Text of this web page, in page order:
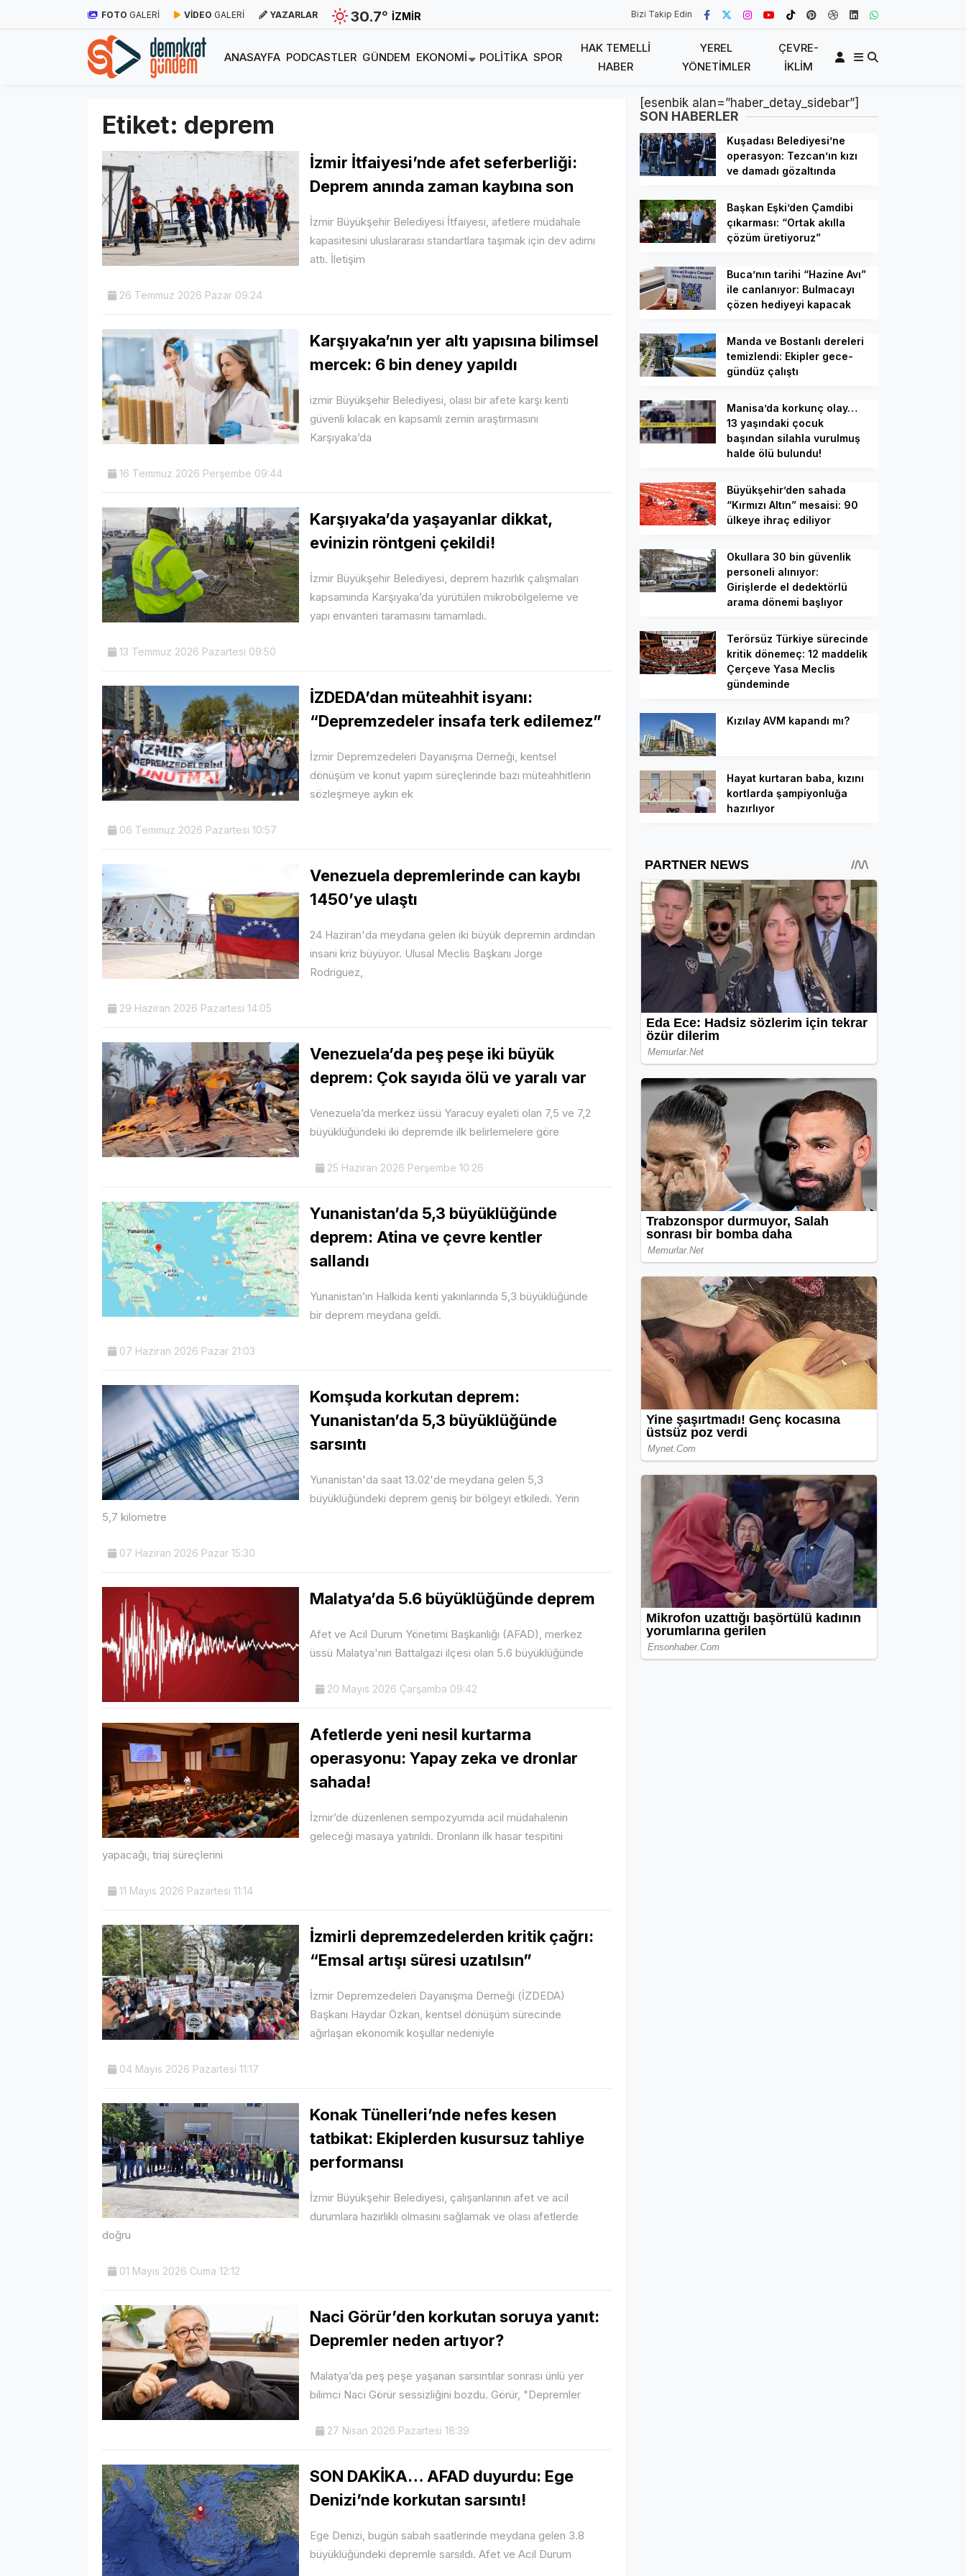
FOTO GALERİ VİDEO GALERİ YAZARLAR 30.7° İZMIR Bizi Takip Edin
ANASAYFA PODCASTLER GÜNDEM EKONOMI POLITIKA SPOR
HAK TEMELLI
HABER
YEREL
YÖNETIMLER
ÇEVRE-
İKLIM
Etiket: deprem
İzmir İtfaiyesi’nde afet seferberliği:
Deprem anında zaman kaybına son
İzmir Büyükşehir Belediyesi İtfaiyesi, afetlere müdahale
kapasitesini uluslararası standartlara taşımak için dev adımı
attı. İletişim
26 Temmuz 2026 Pazar 09:24
Karşıyaka’nın yer altı yapısına bilimsel
mercek: 6 bin deney yapıldı
izmir Büyükşehir Belediyesi, olası bir afete karşı kenti
güvenli kılacak en kapsamlı zemin araştırmasını
Karşıyaka’da
16 Temmuz 2026 Perşembe 09:44
Karşıyaka’da yaşayanlar dikkat,
evinizin röntgeni çekildi!
İzmir Büyükşehir Belediyesi, deprem hazırlık çalışmaları
kapsamında Karşıyaka’da yürütülen mikrobölgeleme ve
yapı envanteri taramasını tamamladı.
13 Temmuz 2026 Pazartesi 09:50
İZDEDA’dan müteahhit isyanı:
“Depremzedeler insafa terk edilemez”
İzmir Depremzedeleri Dayanışma Derneği, kentsel
dönüşüm ve konut yapım süreçlerinde bazı müteahhitlerin
sözleşmeye aykırı ek
06 Temmuz 2026 Pazartesi 10:57
Venezuela depremlerinde can kaybı
1450’ye ulaştı
24 Haziran'da meydana gelen iki büyük depremin ardından
insani kriz büyüyor. Ulusal Meclis Başkanı Jorge
Rodriguez,
29 Haziran 2026 Pazartesi 14:05
Venezuela’da peş peşe iki büyük
deprem: Çok sayıda ölü ve yaralı var
Venezuela’da merkez üssü Yaracuy eyaleti olan 7,5 ve 7,2
büyüklüğündeki iki depremde ilk belirlemelere göre
25 Haziran 2026 Perşembe 10:26
Yunanistan’da 5,3 büyüklüğünde
deprem: Atina ve çevre kentler
sallandı
Yunanistan’ın Halkida kenti yakınlarında 5,3 büyüklüğünde
bir deprem meydana geldi.
07 Haziran 2026 Pazar 21:03
Komşuda korkutan deprem:
Yunanistan’da 5,3 büyüklüğünde
sarsıntı
Yunanistan'da saat 13.02'de meydana gelen 5,3
büyüklüğündeki deprem geniş bir bölgeyi etkiledi. Yerin
5,7 kilometre
07 Haziran 2026 Pazar 15:30
Malatya’da 5.6 büyüklüğünde deprem
Afet ve Acil Durum Yönetimi Başkanlığı (AFAD), merkez
üssü Malatya'nın Battalgazi ilçesi olan 5.6 büyüklüğünde
20 Mayıs 2026 Çarşamba 09:42
Afetlerde yeni nesil kurtarma
operasyonu: Yapay zeka ve dronlar
sahada!
İzmir’de düzenlenen sempozyumda acil müdahalenin
geleceği masaya yatırıldı. Dronların ilk hasar tespitini
yapacağı, triaj süreçlerini
11 Mayıs 2026 Pazartesi 11:14
İzmirli depremzedelerden kritik çağrı:
“Emsal artışı süresi uzatılsın”
İzmir Depremzedeleri Dayanışma Derneği (İZDEDA)
Başkanı Haydar Özkan, kentsel dönüşüm sürecinde
ağırlaşan ekonomik koşullar nedeniyle
04 Mayıs 2026 Pazartesi 11:17
Konak Tünelleri’nde nefes kesen
tatbikat: Ekiplerden kusursuz tahliye
performansı
İzmir Büyükşehir Belediyesi, çalışanlarının afet ve acil
durumlara hazırlıklı olmasını sağlamak ve olası afetlerde
doğru
01 Mayıs 2026 Cuma 12:12
Naci Görür’den korkutan soruya yanıt:
Depremler neden artıyor?
Malatya’da peş peşe yaşanan sarsıntılar sonrası ünlü yer
bilimci Naci Görür sessizliğini bozdu. Görür, "Depremler
27 Nisan 2026 Pazartesi 18:39
SON DAKİKA… AFAD duyurdu: Ege
Denizi’nde korkutan sarsıntı!
Ege Denizi, bugün sabah saatlerinde meydana gelen 3.8
büyüklüğündeki depremle sarsıldı. Afet ve Acil Durum
[esenbik alan=”haber_detay_sidebar”]
SON HABERLER
Kuşadası Belediyesi’ne
operasyon: Tezcan’ın kızı
ve damadı gözaltında
Başkan Eşki’den Çamdibi
çıkarması: “Ortak akılla
çözüm üretiyoruz”
Buca’nın tarihi “Hazine Avı”
ile canlanıyor: Bulmacayı
çözen hediyeyi kapacak
Manda ve Bostanlı dereleri
temizlendi: Ekipler gece-
gündüz çalıştı
Manisa’da korkunç olay…
13 yaşındaki çocuk
başından silahla vurulmuş
halde ölü bulundu!
Büyükşehir’den sahada
“Kırmızı Altın” mesaisi: 90
ülkeye ihraç ediliyor
Okullara 30 bin güvenlik
personeli alınıyor:
Girişlerde el dedektörlü
arama dönemi başlıyor
Terörsüz Türkiye sürecinde
kritik dönemeç: 12 maddelik
Çerçeve Yasa Meclis
gündeminde
Kızılay AVM kapandı mı?
Hayat kurtaran baba, kızını
kortlarda şampiyonluğa
hazırlıyor